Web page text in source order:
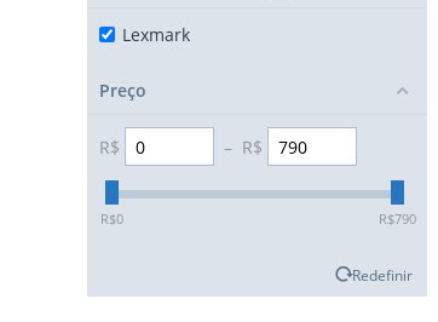
Lexmark
Preço
R$ – R$
‎R$0 ‎R$790
Redefinir